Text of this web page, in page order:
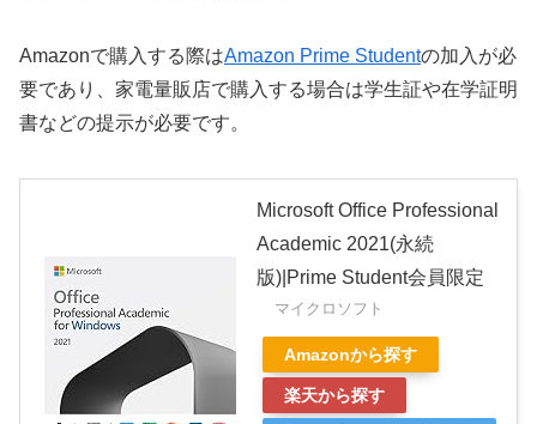
Amazonで購入する際はAmazon Prime Studentの加入が必
要であり、家電量販店で購入する場合は学生証や在学証明
書などの提示が必要です。
Microsoft Office Professional
Academic 2021(永続
版)|Prime Student会員限定
マイクロソフト
Amazonから探す
楽天から探す